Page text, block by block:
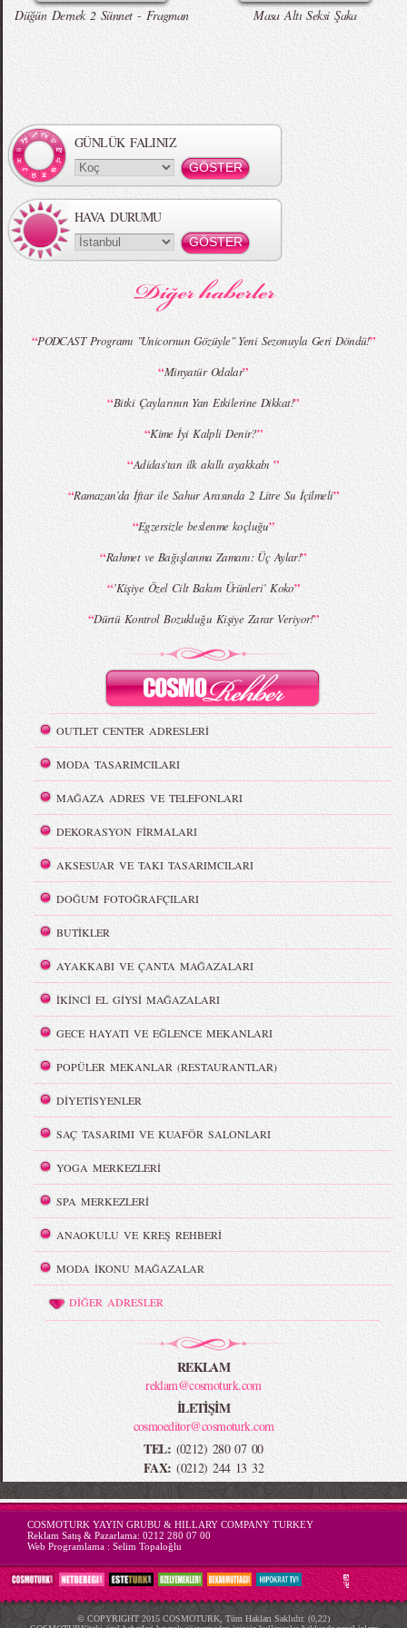
MBFWI - Gülçin Çengel 2015 Yaz
MBFWI - Zeynep Erdoğan 2015 Yaz
MBFWI - Giray Sepin 2015 Yaz Koleksiyonu MBFWI - Burçe Bekrek 2015 Yaz Koleksiyonu
Düğün Dernek 2 Sünnet - Fragman Masa Altı Seksi Şaka
GÜNLÜK FALINIZ
HAVA DURUMU
“PODCAST Programı "Unicornun Gözüyle" Yeni Sezonuyla Geri Döndü!”
“Minyatür Odalar”
“Bitki Çaylarının Yan Etkilerine Dikkat!”
“Kime İyi Kalpli Denir?”
“Adidas'tan ilk akıllı ayakkabı”
“Ramazan’da İftar ile Sahur Arasında 2 Litre Su İçilmeli”
“Egzersizle beslenme koçluğu”
“Rahmet ve Bağışlanma Zamanı: Üç Aylar!”
“’Kişiye Özel Cilt Bakım Ürünleri’ Koko”
“Dürtü Kontrol Bozukluğu Kişiye Zarar Veriyor!”
OUTLET CENTER ADRESLERİ
MODA TASARIMCILARI
MAĞAZA ADRES VE TELEFONLARI
DEKORASYON FİRMALARI
AKSESUAR VE TAKI TASARIMCILARI
DOĞUM FOTOĞRAFÇILARI
BUTİKLER
AYAKKABI VE ÇANTA MAĞAZALARI
İKİNCİ EL GİYSİ MAĞAZALARI
GECE HAYATI VE EĞLENCE MEKANLARI
POPÜLER MEKANLAR (RESTAURANTLAR)
DİYETİSYENLER
SAÇ TASARIMI VE KUAFÖR SALONLARI
YOGA MERKEZLERİ
SPA MERKEZLERİ
ANAOKULU VE KREŞ REHBERİ
MODA İKONU MAĞAZALAR
DİĞER ADRESLER
REKLAM
reklam@cosmoturk.com
İLETİŞİM
cosmoeditor@cosmoturk.com
TEL: (0212) 280 07 00
FAX: (0212) 244 13 32
-->
COSMOTURK YAYIN GRUBU & HILLARY COMPANY TURKEY
Reklam Satış & Pazarlama: 0212 280 07 00
Web Programlama : Selim Topaloğlu
© COPYRIGHT 2015 COSMOTURK, Tüm Hakları Saklıdır. (0,22)